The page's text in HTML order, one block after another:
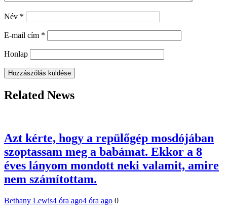
Név *
E-mail cím *
Honlap
Related News
Azt kérte, hogy a repülőgép mosdójában
szoptassam meg a babámat. Ekkor a 8
éves lányom mondott neki valamit, amire
nem számítottam.
Bethany Lewis4 óra ago4 óra ago 0